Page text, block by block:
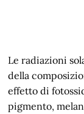
Le radiazioni
della
effetto di
pigmento,